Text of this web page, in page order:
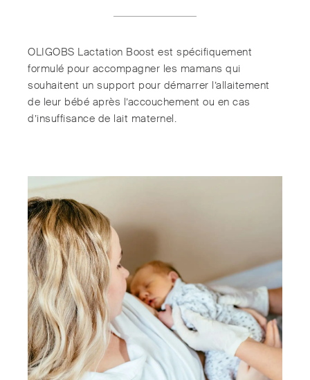
OLIGOBS Lactation Boost est spécifiquement
formulé pour accompagner les mamans qui
souhaitent un support pour démarrer l’allaitement
de leur bébé après l’accouchement ou en cas
d’insuffisance de lait maternel.